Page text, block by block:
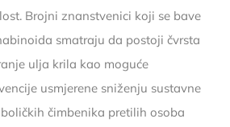
Brojni znanstvenici koji se bave
smatraju da postoji čvrsta
ulja krila kao moguće
usmjerene sniženju sustavne
čimbenika pretilih osoba